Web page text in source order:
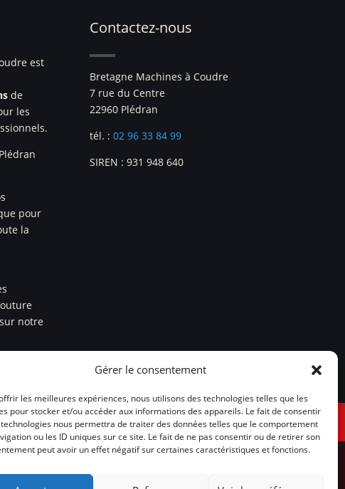
Gérer le consentement
les meilleures expériences, nous utilisons des technologies telles que les
pour stocker et/ou accéder aux informations des appareils. Le fait de consentir
nous permettra de traiter des données telles que le comportement
ou les ID uniques sur ce site. Le fait de ne pas consentir ou de retirer son
peut avoir un effet négatif sur certaines caractéristiques et fonctions.
est
de
les
pour
la
notre
Contactez-nous
Bretagne Machines à Coudre
7 rue du Centre
22960 Plédran
tél. :02 96 33 84 99
SIREN : 931 948 640
Politique de cookies (UE)